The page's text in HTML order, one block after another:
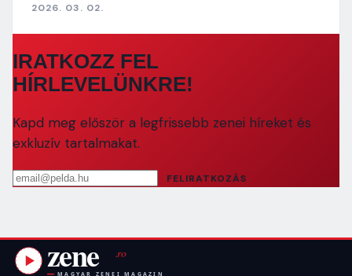
2026. 03. 02.
IRATKOZZ FEL
HÍRLEVELÜNKRE!
Kapd meg először a legfrissebb zenei híreket és
exkluzív tartalmakat.
Email cím
FELIRATKOZÁS